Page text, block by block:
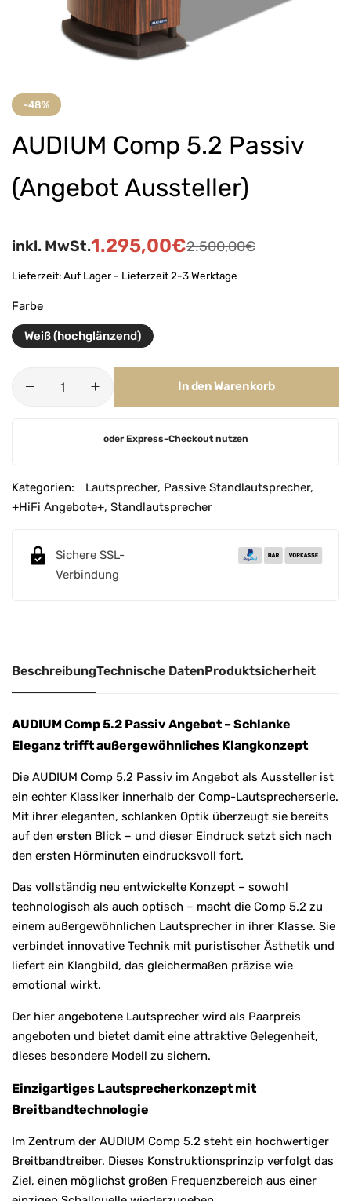
-48%
AUDIUM Comp 5.2 Passiv
(Angebot Aussteller)
2.500,00€
1.295,00€
inkl. MwSt.
Lieferzeit:Auf Lager - Lieferzeit 2-3 Werktage
Farbe
Weiß (hochglänzend)
In den Warenkorb
e
r
oder Express-Checkout nutzen
Kategorien: Lautsprecher, Passive Standlautsprecher,
+HiFi Angebote+, Standlautsprecher
Sichere SSL-
Verbindung
BeschreibungTechnische DatenProduktsicherheit
AUDIUM Comp 5.2 Passiv Angebot – Schlanke
Eleganz trifft außergewöhnliches Klangkonzept
Die AUDIUM Comp 5.2 Passiv im Angebot als Aussteller ist
ein echter Klassiker innerhalb der Comp-Lautsprecherserie.
Mit ihrer eleganten, schlanken Optik überzeugt sie bereits
auf den ersten Blick – und dieser Eindruck setzt sich nach
den ersten Hörminuten eindrucksvoll fort.
Das vollständig neu entwickelte Konzept – sowohl
technologisch als auch optisch – macht die Comp 5.2 zu
einem außergewöhnlichen Lautsprecher in ihrer Klasse. Sie
verbindet innovative Technik mit puristischer Ästhetik und
liefert ein Klangbild, das gleichermaßen präzise wie
emotional wirkt.
Der hier angebotene Lautsprecher wird als Paarpreis
angeboten und bietet damit eine attraktive Gelegenheit,
dieses besondere Modell zu sichern.
Einzigartiges Lautsprecherkonzept mit
Breitbandtechnologie
Im Zentrum der AUDIUM Comp 5.2 steht ein hochwertiger
Breitbandtreiber. Dieses Konstruktionsprinzip verfolgt das
Ziel, einen möglichst großen Frequenzbereich aus einer